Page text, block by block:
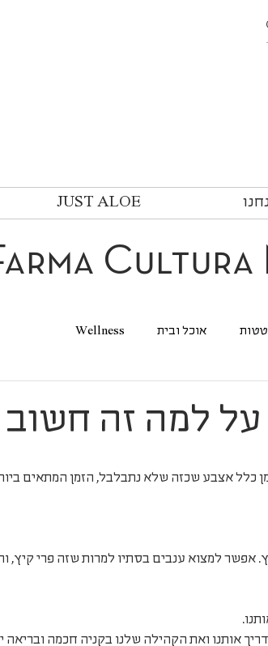
JUST ALOE
Cultura
אוכל ובית Wellness
למה זה חשוב
כלל אצבע שכזה שלא נתבלבל, הזמן המתאים
למצוא ענבים בסתיו למרות שזה פרי קיץ,